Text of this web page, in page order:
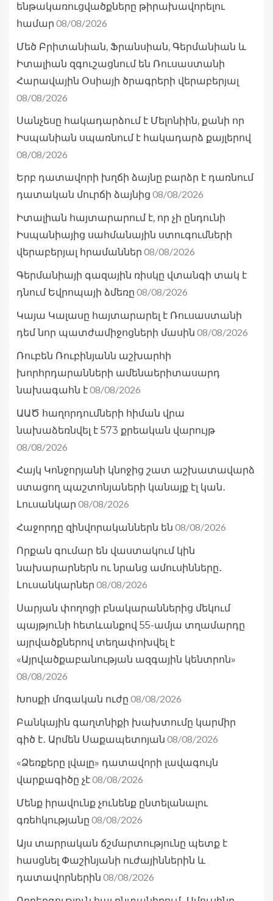
ենթակառուցվածքները թիրախավորելու
համար 08/08/2026
Մեծ Բրիտանիան, Ֆրանսիան, Գերմանիան և
Իտալիան զգուշացնում են Ռուսաստանի
Հարավային Օսիայի ծրագրերի վերաբերյալ
08/08/2026
Սանչեսը հակադարձում է Մելոնիին, քանի որ
Իսպանիան սպառնում է հակադարձ քայլերով
08/08/2026
Երբ դատավորի խղճի ձայնը բարձր է դառնում
դատական մուրճի ձայնից 08/08/2026
Իտալիան հայտարարում է, որ չի ընդունի
Իսպանիայից սահմանային ստուգումների
վերաբերյալ հրամաններ 08/08/2026
Գերմանիայի գազային ռիսկը վտանգի տակ է
դնում Եվրոպայի ձմեռը 08/08/2026
Կայա Կալասը հայտարարել է Ռուսաստանի
դեմ նոր պատժամիջոցների մասին 08/08/2026
Ռուբեն Ռուբինյանն աշխարհի
խորհրդարանների ամենաերիտասարդ
նախագահն է08/08/2026
ԱԱԾ հաղորդումների հիման վրա
նախաձեռնվել է 573 քրեական վարույթ
08/08/2026
Հայկ Կոնջորյանի կնոջից շատ աշխատավարձ
ստացող պաշտոնյաների կանայք էլ կան․
Լուսանկար 08/08/2026
Հաջորդը զինվորականներն են 08/08/2026
Որքան գումար են վաստակում կին
նախարարներն ու նրանց ամուսինները․
Լուսանկարներ 08/08/2026
Սարյան փողոցի բնակարաններից մեկում
պայթյունի հետևանքով 55-ամյա տղամարդը
այրվածքներով տեղափոխվել է
«Այրվածքաբանության ազգային կենտրոն»
08/08/2026
Խոսքի մոգական ուժը 08/08/2026
Բանկային գաղտնիքի խախտումը կարմիր
գիծ է․ Արմեն Սաքապետոյան 08/08/2026
«Ձեռքերը լվալը» դատավորի լավագույն
վարքագիծը չէ08/08/2026
Մենք իրավունք չունենք ընտելանալու
գռեհկությանը 08/08/2026
Այս տարրական ճշմարտությունը պետք է
հասցնել Փաշինյանի ուժայիններին և
դատավորներին 08/08/2026